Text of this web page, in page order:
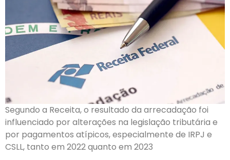
Segundo a Receita, o resultado da arrecadação foi
influenciado por alterações na legislação tributária e
por pagamentos atípicos, especialmente de IRPJ e
CSLL, tanto em 2022 quanto em 2023